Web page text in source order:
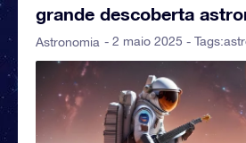
grande descoberta
Astronomia - 2 maio 2025 - Tags: